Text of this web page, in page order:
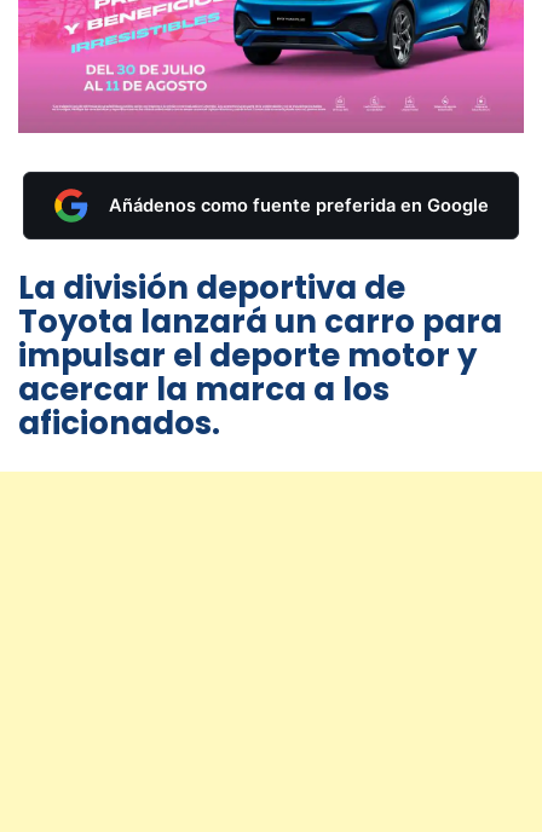
Añádenos como fuente preferida en Google
La división deportiva de
Toyota lanzará un carro para
impulsar el deporte motor y
acercar la marca a los
aficionados.